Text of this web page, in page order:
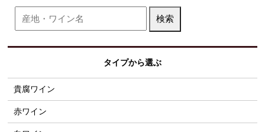
タイプから選ぶ
貴腐ワイン
赤ワイン